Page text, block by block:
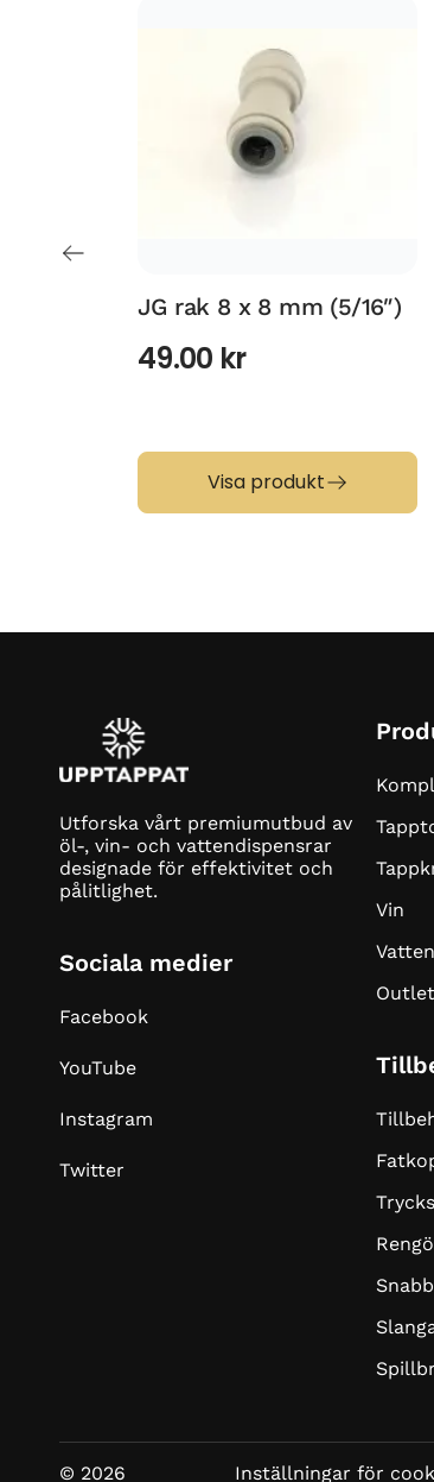
JG rak 8 x 8 mm (5/16″)
49.00 kr
Visa produkt
Utforska vårt premiumutbud av
öl-, vin- och vattendispensrar
designade för effektivitet och
pålitlighet.
Sociala medier
Facebook
YouTube
Instagram
Twitter
Vin
Vatten
Outlet
© 2026
Inställningar för